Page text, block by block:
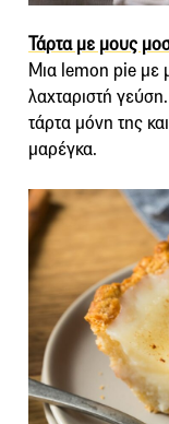
Τάρτα με μους
Μια lemon pie με
λαχταριστή
τάρτα μόνη της
μαρέγκα.